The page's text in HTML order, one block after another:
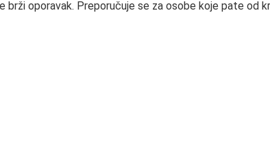
brži oporavak. Preporučuje se za osobe koje pate od